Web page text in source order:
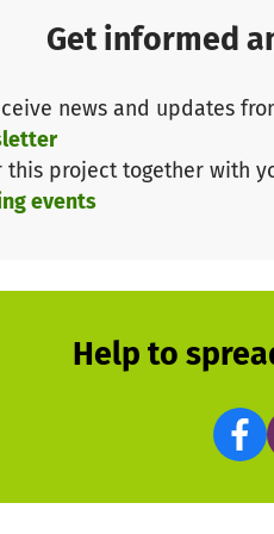
und geschütztes
Empowerment-
für Teilnehmerinnen mit
barrierefreie Infopakete,
als ein Treffen. Es ist
– damit wir
Get informed
news and updates
this project together with
events
Help to